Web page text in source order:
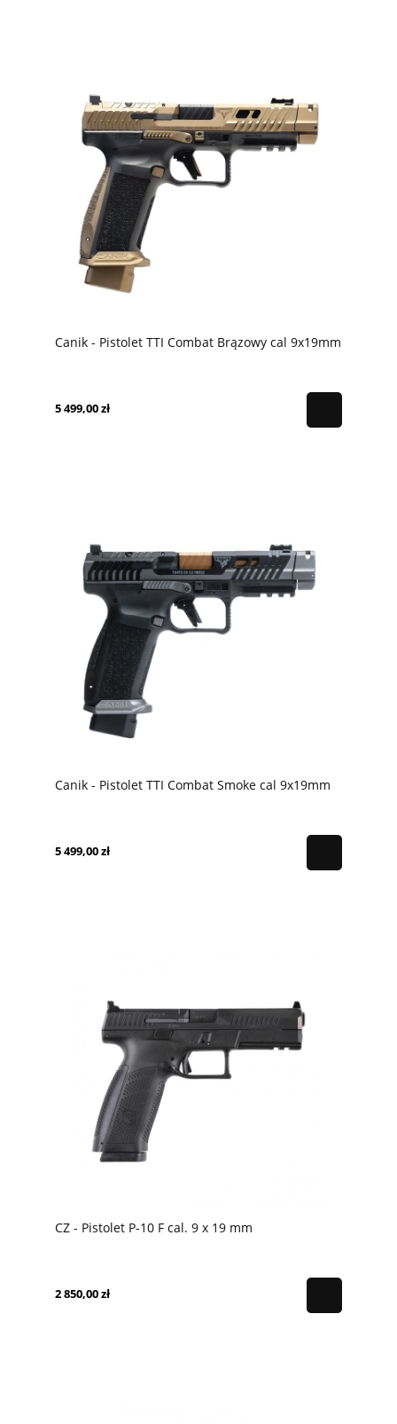
Canik - Pistolet TTI Combat Brązowy cal 9x19mm
5 499,00 zł
Canik - Pistolet TTI Combat Smoke cal 9x19mm
5 499,00 zł
CZ - Pistolet P-10 F cal. 9 x 19 mm
2 850,00 zł